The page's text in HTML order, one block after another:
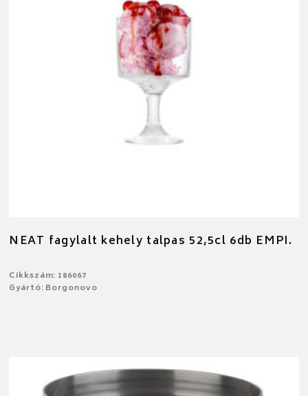
NEAT fagylalt kehely talpas 52,5cl 6db EMPI.
Cikkszám: 186067
Gyártó: Borgonovo